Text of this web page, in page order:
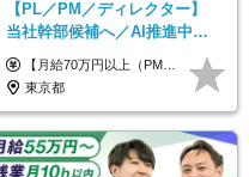
【PL／PM／ディレクター】
当社幹部候補へ／AI推進中！
目指せるAI人材／年収800万円
以上可／リモート80％
【月給70万円以上（PM）／想定年収840万円以上】 ★詳しくは下記をご参照ください！ ■SE/PL/テスト計画以降などの上流フェーズ 月給53万円以上 ※想定年収636万円以上 ■PM/ディレクター（管理職・幹部候補） 月給70万円以上 ※想定年収840万円以上 ※単価の変動により給与も随時更新（完全単価連動型） ※育成枠については個人の経験・能力を考慮し決定 ※超過勤務については別途残業手当を支給 【固定残業代について】 なし（残業代は、実際の労働時間に応じて別途全額支給）
東京都